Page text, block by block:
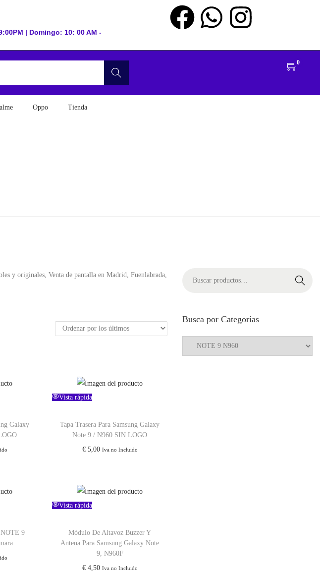
| Domingo: 10: 00 AM -
Buscar
0
Oppo Tienda
y originales, Venta de pantalla en Madrid, Fuenlabrada,
Galaxy
Vista rápida
Tapa Trasera Para Samsung Galaxy
Note 9 / N960 SIN LOGO
€5,00 Iva no Incluido
9
Vista rápida
Módulo De Altavoz Buzzer Y
Antena Para Samsung Galaxy Note
9, N960F
€4,50 Iva no Incluido
Buscar
Busca por Categorías